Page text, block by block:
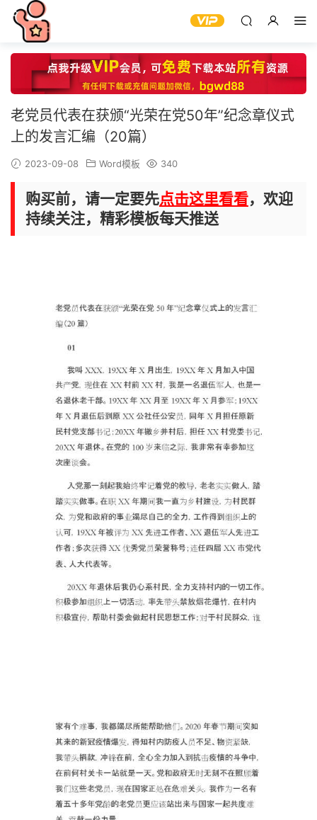
老党员代表在获颁“光荣在党50年”纪念章仪式
上的发言汇编（20篇）
2023-09-08 Word模板 340
购买前，请一定要先点击这里看看，欢迎
持续关注，精彩模板每天推送